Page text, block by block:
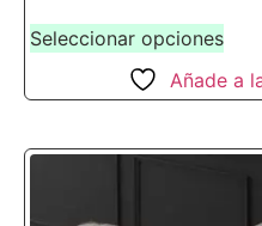
Seleccionar opciones
Añade a